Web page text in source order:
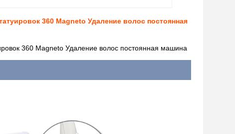
360 Magneto Удаление волос постоянная
360 Magneto Удаление волос постоянная машина